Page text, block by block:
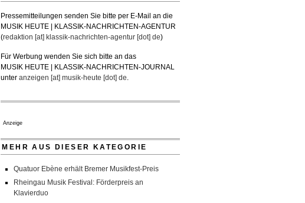
Pressemitteilungen senden Sie bitte per E-Mail an die
MUSIK HEUTE | KLASSIK-NACHRICHTEN-AGENTUR
(redaktion [at] klassik-nachrichten-agentur [dot] de)
Für Werbung wenden Sie sich bitte an das
MUSIK HEUTE | KLASSIK-NACHRICHTEN-JOURNAL
unteranzeigen [at] musik-heute [dot] de.
Anzeige
MEHR AUS DIESER KATEGORIE
Quatuor Ebène erhält Bremer Musikfest-Preis
Rheingau Musik Festival: Förderpreis an
Klavierduo